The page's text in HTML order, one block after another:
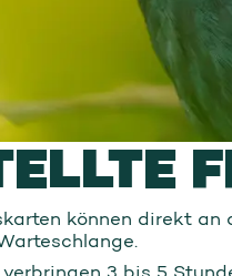
können direkt an